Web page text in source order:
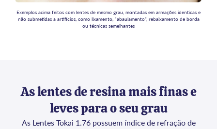
Exemplos acima feitos com lentes de mesmo grau, montadas em armações identicas e
não submetidas a artifícios, como lixamento, “abaulamento”, rebaixamento de borda
ou técnicas semelhantes
As lentes de resina mais finas e
leves para o seu grau
As Lentes Tokai 1.76 possuem índice de refração de